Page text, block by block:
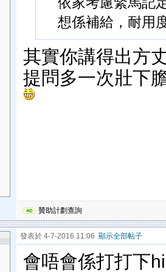
想係補給，耐用
其實你講得出方
提問多一次壯下
贊助計劃查詢
發表於 4-7-2016 11:06 顯示全部帖子
會唔會係打打下